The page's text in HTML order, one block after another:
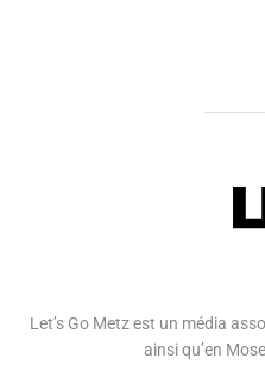
Let’s Go Metz est un média
ainsi qu’en